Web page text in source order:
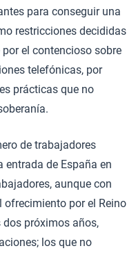
para conseguir una
restricciones decididas
el contencioso sobre
telefónicas, por
prácticas que no
de trabajadores
entrada de España en
aunque con
ofrecimiento por el Reino
próximos años,
los que no